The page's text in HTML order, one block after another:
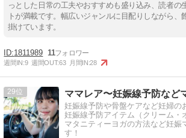
っとした日常の工夫やおすすめも盛り込み、読者の
トが満載です。幅広いジャンルに目配りしながら、
掛けています。
1811989 11
週間IN:9 週間OUT:63 月間IN:28
29 ママレア〜妊娠線予防など
妊娠線予防や骨盤ケアなど妊婦の
妊娠線予防アイテム（クリーム・
マタニティーヨガの方法など妊娠
す！